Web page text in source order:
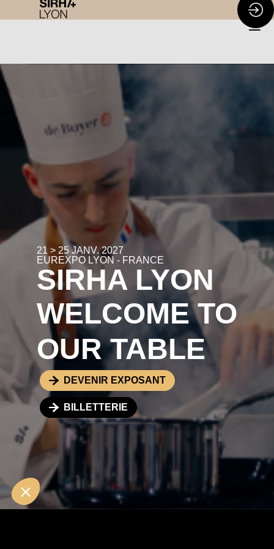
21 > 25 JANV. 2027
EUREXPO LYON - FRANCE
SIRHA LYON
WELCOME TO
OUR TABLE
DEVENIR EXPOSANT
BILLETTERIE